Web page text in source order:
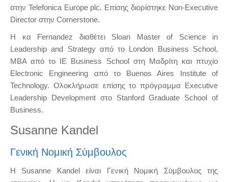
στην Telefonica Europe plc. Επίσης διορίστηκε Non-Executive
Director στην Cornerstone.
Η κα Fernandez διαθέτει Sloan Master of Science in
Leadership and Strategy από το London Business School,
MBA από το IE Business School στη Μαδρίτη και πτυχίο
Electronic Engineering από το Buenos Aires Institute of
Technology. Ολοκλήρωσε επίσης το πρόγραμμα Executive
Leadership Development στο Stanford Graduate School of
Business.
Susanne Kandel
Γενική Νομική Σύμβουλος
Η Susanne Kandel είναι Γενική Νομική Σύμβουλος της